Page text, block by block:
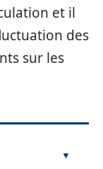
et il
des
sur les